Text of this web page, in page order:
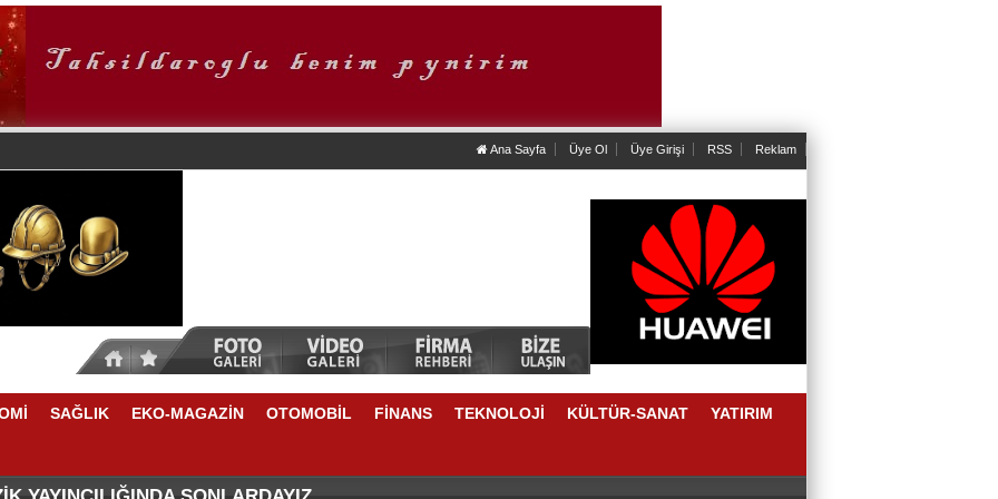
Ana Sayfa Üye Ol Üye Girişi RSS Reklam
SAĞLIK EKO-MAGAZİN OTOMOBİL FİNANS TEKNOLOJİ KÜLTÜR-SANAT YATIRIM
ANKARA'DA
ISTANBUL’DAN HAYVAN DOSTLARINA ÖZEL YAKLAŞIM